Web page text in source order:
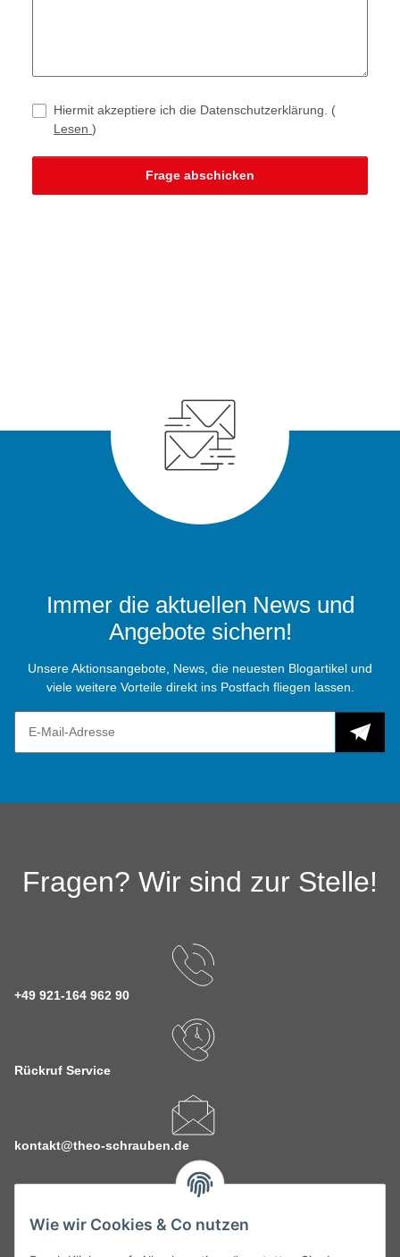
Wie wir Cookies & Co nutzen
Hiermit akzeptiere ich die Datenschutzerklärung. (
Lesen )
Frage abschicken
Immer die aktuellen News und
Angebote sichern!
Unsere Aktionsangebote, News, die neuesten Blogartikel und
viele weitere Vorteile direkt ins Postfach fliegen lassen.
Fragen? Wir sind zur Stelle!
+49 921-164 962 90
Rückruf Service
kontakt@theo-schrauben.de